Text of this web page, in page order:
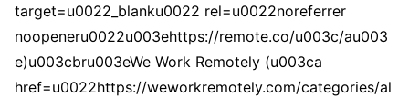
target=u0022_blanku0022 rel=u0022noreferrer
noopeneru0022u003ehttps://remote.co/u003c/au003
e)u003cbru003eWe Work Remotely (u003ca
href=u0022https://weworkremotely.com/categories/al